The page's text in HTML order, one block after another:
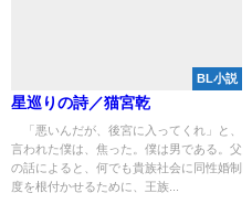
BL小説
星巡りの詩／猫宮乾
「悪いんだが、後宮に入ってくれ」と、
言われた僕は、焦った。僕は男である。父
の話によると、何でも貴族社会に同性婚制
度を根付かせるために、王族...